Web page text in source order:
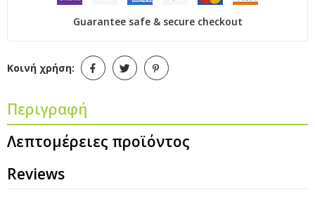
Guarantee safe & secure checkout
Κοινή χρήση:
Περιγραφή
Λεπτομέρειες προϊόντος
Reviews